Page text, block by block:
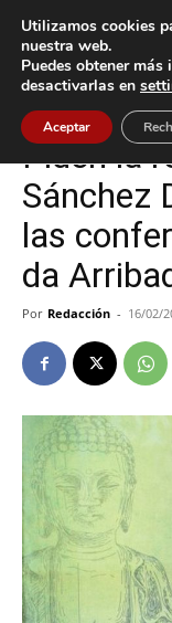
Inicio Baiona
Baiona Política
Piden la
Sánchez
las
da
Por Redacción - 16/02/
Utilizamos cookies
nuestra web.
Puedes obtener
desactivarlas en
Aceptar